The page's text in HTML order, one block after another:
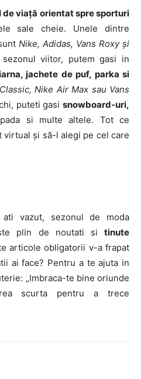
viață orientat spre sporturi
sale cheie. Unele dintre
Nike, Adidas, Vans Roxy și
viitor, putem gasi in
jachete de puf, parka si
Nike Air Max sau Vans
puteti gasi snowboard-uri,
si multe altele. Tot ce
virtual și să-l alegi pe cel care
vazut, sezonul de moda
plin de noutati si tinute
articole obligatorii v-a frapat
ai face? Pentru a te ajuta in
„Imbraca-te bine oriunde
scurta pentru a trece